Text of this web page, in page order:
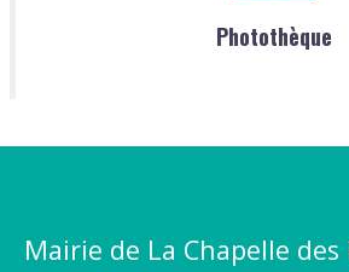
Photothèque
Mairie de La Chapelle des